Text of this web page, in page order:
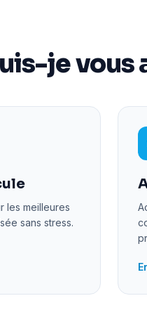
je vous
les meilleures
sans stress.